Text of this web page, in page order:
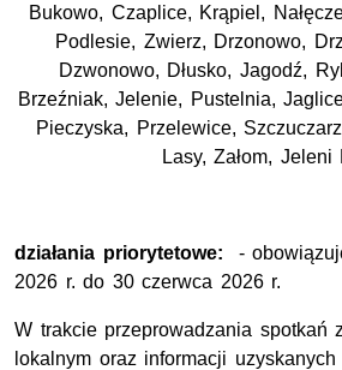
Bukowo, Czaplice, Krąpiel,
Podlesie, Zwierz, Drzonowo,
Dzwonowo, Dłusko, Jagodź,
Brzeźniak, Jelenie, Pustelnia,
Pieczyska, Przelewice,
Lasy, Załom, Jeleni
działania priorytetowe:
-
2026 r. do 30 czerwca 2026 r.
W trakcie przeprowadzania spotkań
lokalnym oraz informacji